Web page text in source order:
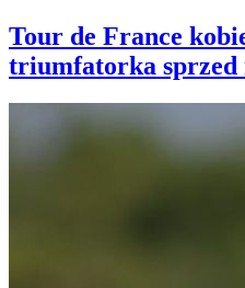
Tour de France
triumfatorka sprzed